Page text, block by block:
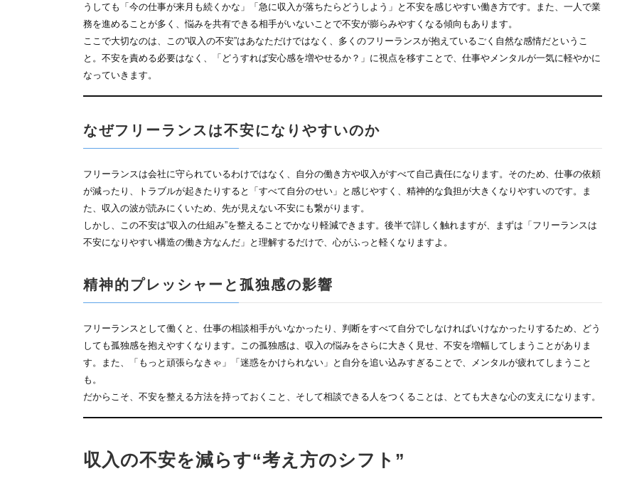
うしても「今の仕事が来月も続くかな」「急に収入が落ちたらどうしよう」と不安を感じやすい働き方です。また、一人で業
務を進めることが多く、悩みを共有できる相手がいないことで不安が膨らみやすくなる傾向もあります。
ここで大切なのは、この“収入の不安”はあなただけではなく、多くのフリーランスが抱えているごく自然な感情だというこ
と。不安を責める必要はなく、「どうすれば安心感を増やせるか？」に視点を移すことで、仕事やメンタルが一気に軽やかに
なっていきます。
なぜフリーランスは不安になりやすいのか
フリーランスは会社に守られているわけではなく、自分の働き方や収入がすべて自己責任になります。そのため、仕事の依頼
が減ったり、トラブルが起きたりすると「すべて自分のせい」と感じやすく、精神的な負担が大きくなりやすいのです。ま
た、収入の波が読みにくいため、先が見えない不安にも繋がります。
しかし、この不安は“収入の仕組み”を整えることでかなり軽減できます。後半で詳しく触れますが、まずは「フリーランスは
不安になりやすい構造の働き方なんだ」と理解するだけで、心がふっと軽くなりますよ。
精神的プレッシャーと孤独感の影響
フリーランスとして働くと、仕事の相談相手がいなかったり、判断をすべて自分でしなければいけなかったりするため、どう
しても孤独感を抱えやすくなります。この孤独感は、収入の悩みをさらに大きく見せ、不安を増幅してしまうことがありま
す。また、「もっと頑張らなきゃ」「迷惑をかけられない」と自分を追い込みすぎることで、メンタルが疲れてしまうこと
も。
だからこそ、不安を整える方法を持っておくこと、そして相談できる人をつくることは、とても大きな心の支えになります。
収入の不安を減らす“考え方のシフト”